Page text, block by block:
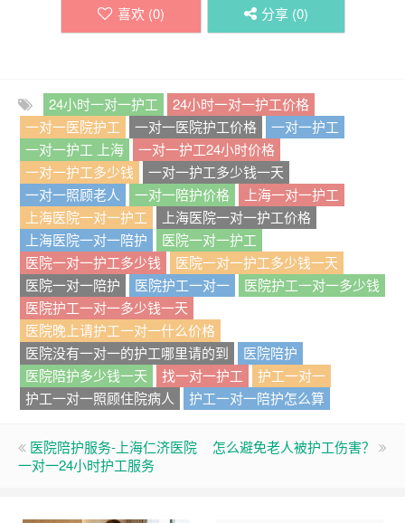
喜欢 (0) 分享 (0)
24小时一对一护工
24小时一对一护工价格
一对一医院护工
一对一医院护工价格
一对一护工
一对一护工 上海
一对一护工24小时价格
一对一护工多少钱
一对一护工多少钱一天
一对一照顾老人
一对一陪护价格
上海一对一护工
上海医院一对一护工
上海医院一对一护工价格
上海医院一对一陪护
医院一对一护工
医院一对一护工多少钱
医院一对一护工多少钱一天
医院一对一陪护
医院护工一对一
医院护工一对一多少钱
医院护工一对一多少钱一天
医院晚上请护工一对一什么价格
医院没有一对一的护工哪里请的到
医院陪护
医院陪护多少钱一天
找一对一护工
护工一对一
护工一对一照顾住院病人
护工一对一陪护怎么算
医院陪护服务-上海仁济医院
一对一24小时护工服务
怎么避免老人被护工伤害？